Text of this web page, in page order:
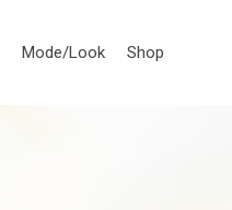
Mode/Look Shop